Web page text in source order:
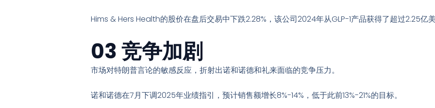
Hims & Hers Health的股价在盘后交易中下跌2.28% ，该公司2024年从GLP-1产品获得了超过2.25亿
03 竞争加剧
市场对特朗普言论的敏感反应，折射出诺和诺德和礼来面临的竞争压力。
诺和诺德在7月下调2025年业绩指引，预计销售额增长8%-14%，低于此前13%-21%的目标。